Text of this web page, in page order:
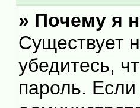
» Почему я
Существует
убедитесь,
пароль.